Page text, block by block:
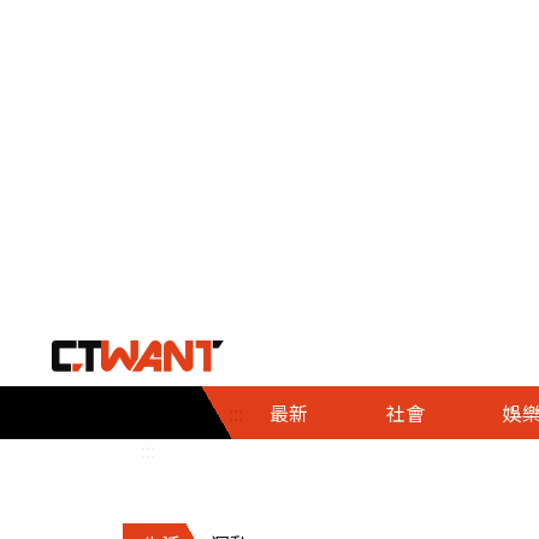
::: 最新 社會
社會首頁
時事
調查
娛樂
娛樂首頁
即時
財經首頁
熱線
政